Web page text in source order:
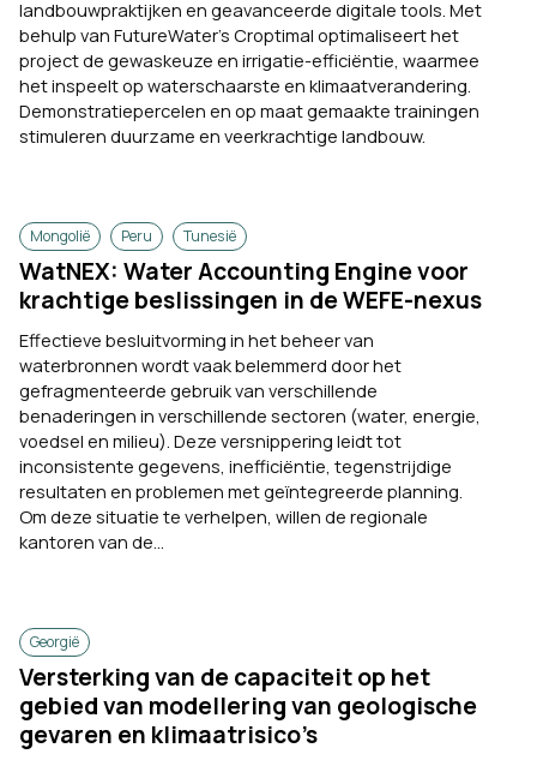
landbouwpraktijken en geavanceerde digitale tools. Met
behulp van FutureWater's Croptimal optimaliseert het
project de gewaskeuze en irrigatie-efficiëntie, waarmee
het inspeelt op waterschaarste en klimaatverandering.
Demonstratiepercelen en op maat gemaakte trainingen
stimuleren duurzame en veerkrachtige landbouw.
Mongolië Peru Tunesië
WatNEX: Water Accounting Engine voor
krachtige beslissingen in de WEFE-nexus
Effectieve besluitvorming in het beheer van
waterbronnen wordt vaak belemmerd door het
gefragmenteerde gebruik van verschillende
benaderingen in verschillende sectoren (water, energie,
voedsel en milieu). Deze versnippering leidt tot
inconsistente gegevens, inefficiëntie, tegenstrijdige
resultaten en problemen met geïntegreerde planning.
Om deze situatie te verhelpen, willen de regionale
kantoren van de...
Georgië
Versterking van de capaciteit op het
gebied van modellering van geologische
gevaren en klimaatrisico’s